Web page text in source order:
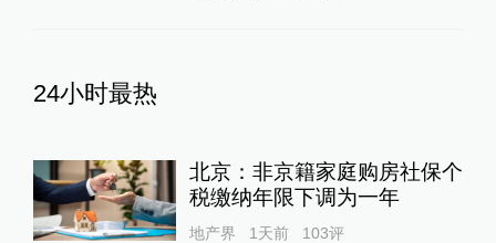
24小时最热
北京：非京籍家庭购房社保个
税缴纳年限下调为一年
地产界 1天前 103评